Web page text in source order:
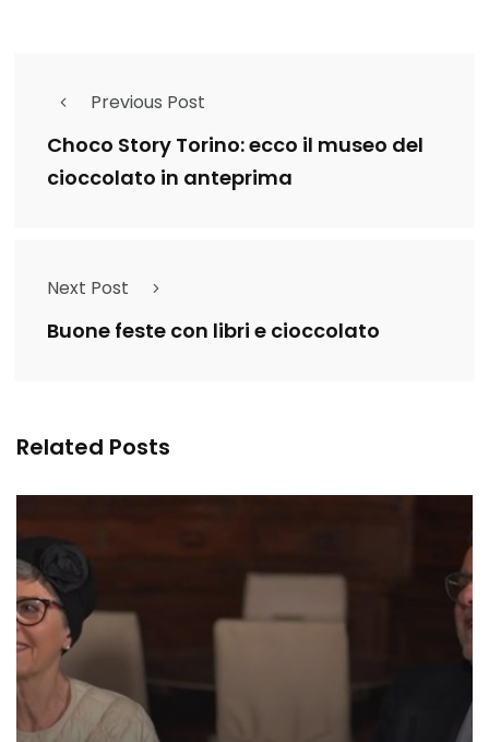
Previous Post
Choco Story Torino: ecco il museo del
cioccolato in anteprima
Next Post
Buone feste con libri e cioccolato
Related Posts